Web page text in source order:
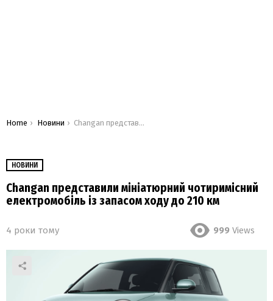
You are here:
Home Новини Changan представили мініатюрний чотиримісний електромобіль із запасом ходу до 210 км
НОВИНИ
Changan представили мініатюрний чотиримісний
електромобіль із запасом ходу до 210 км
4 роки тому 999 Views